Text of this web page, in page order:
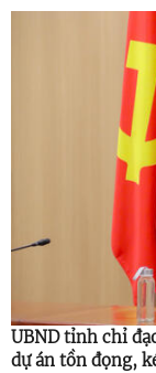
UBND tỉnh chỉ
dự án tồn đọng,